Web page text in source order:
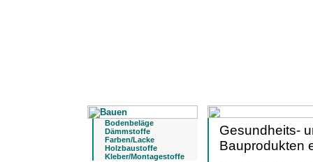
Bodenbeläge
Dämmstoffe
Farben/Lacke
Holzbaustoffe
Kleber/Montagestoffe
Gesundheits-
Bauprodukten